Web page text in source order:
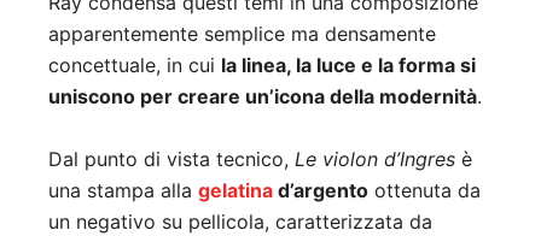
apparentemente semplice ma densamente
concettuale, in cui la linea, la luce e la forma si
uniscono per creare un’icona della modernità.
Dal punto di vista tecnico, Le violon d’Ingres è
una stampa alla gelatina d’argento ottenuta da
un negativo su pellicola, caratterizzata da